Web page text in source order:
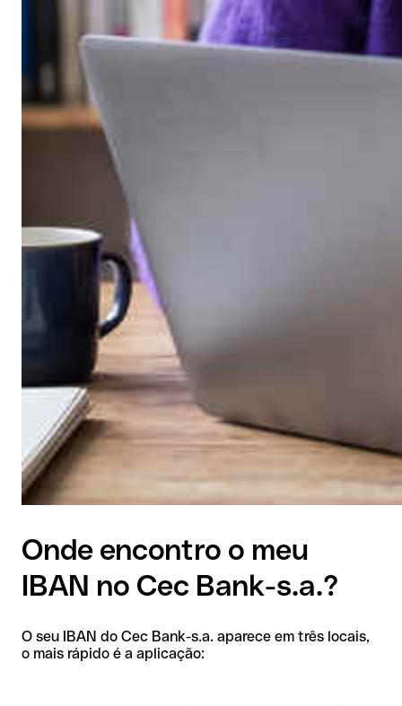
Onde encontro o meu
IBAN no Cec Bank-s.a.?
O seu IBAN do Cec Bank-s.a. aparece em três locais,
o mais rápido é a aplicação: